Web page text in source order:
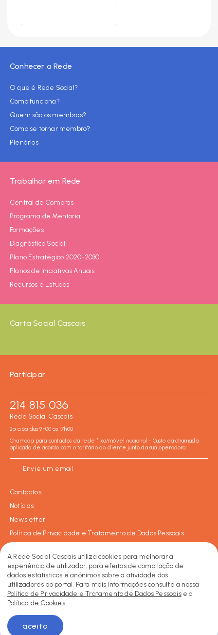
Conhecer a Rede
O que é Rede Social?
Como funciona?
Quem são os membros?
Como se tornar membro?
Plenários
Trabalhar em Rede
Central de Compras
Programa de Mentoria
Formações
Diagnóstico Social
Plano Estratégico 2020-2030
Planos de Iniciativas Anuais
Recursos e Estudos
Carta Social Cascais
Participar
214 815 036
Rede Social Cascais
2ª a 6ª das 9h00 às 17h00
Chamada para contactos da rede fixa/móvel nacional - Custo da chamada
aplicado de acordo com o tarifário do cliente junto da sua operadora.
Envie um email
Contactos
Notícias
Newsletter
Política de Privacidade e Tratamento de Dados Pessoais
2026 © Rede Social de Cascais • Todos os direitos reservados.
Made by KOBU
Facebook
Instagram
LinkedIn
A Rede Social Cascais utiliza cookies para melhorar a
experiência de utilizador, para efeitos de compilação de
dados estatísticos e anónimos sobre a atividade dos
utilizadores do portal. Para mais informações consulte a nossa
Política de Privacidade e Tratamento de Dados Pessoaise a
Política de Cookies.
aceito